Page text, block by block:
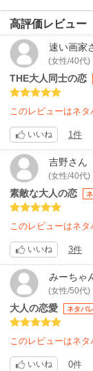
高評価レビュー
速い画家
(女性/40代)
THE大人同士の恋
このレビューはネ
いいね 1件
吉野さん
(女性/40代)
素敵な大人の恋
このレビューはネ
いいね 3件
みーちゃ
(女性/50代)
大人の恋愛 ネタバ
このレビューはネ
いいね 0件